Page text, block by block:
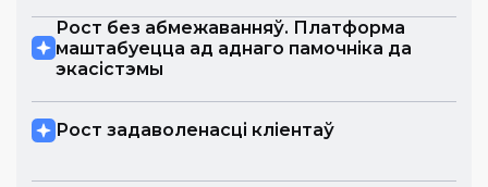
Рост без абмежаванняў. Платформа
маштабуецца ад аднаго памочніка да
экасістэмы
Рост задаволенасці кліентаў